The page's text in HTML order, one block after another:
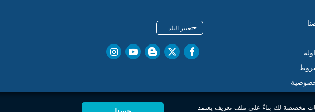
تغيير البلد
مخصصة لك بناءً على ملف تعريف يعتمد